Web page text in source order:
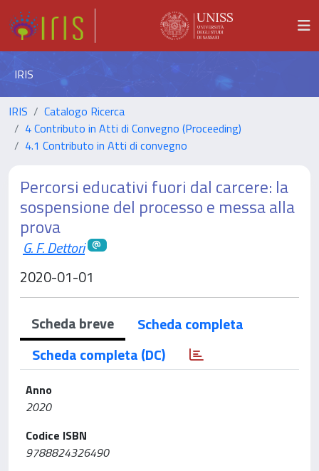
IRIS
IRIS
Catalogo Ricerca
4 Contributo in Atti di Convegno (Proceeding)
4.1 Contributo in Atti di convegno
Percorsi educativi fuori dal carcere: la
sospensione del processo e messa alla
prova
G. F. Dettori
2020-01-01
Scheda breve
Scheda completa
Scheda completa (DC)
Anno
2020
Codice ISBN
9788824326490